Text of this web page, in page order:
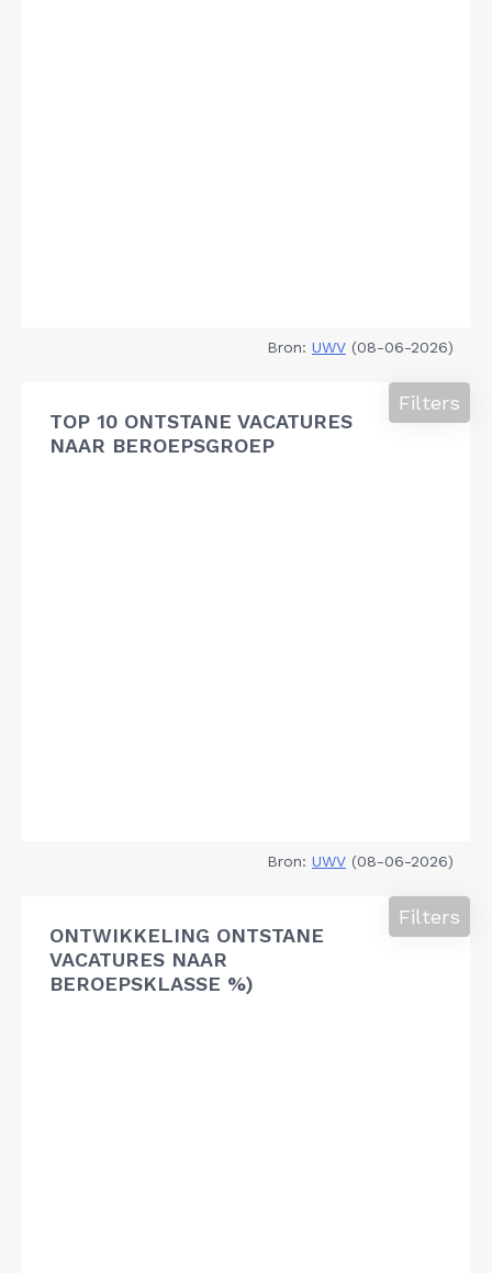
Bron: UWV (08-06-2026)
TOP 10 ONTSTANE VACATURES
NAAR BEROEPSGROEP
Filters
Bron: UWV (08-06-2026)
ONTWIKKELING ONTSTANE
VACATURES NAAR
BEROEPSKLASSE %)
Filters